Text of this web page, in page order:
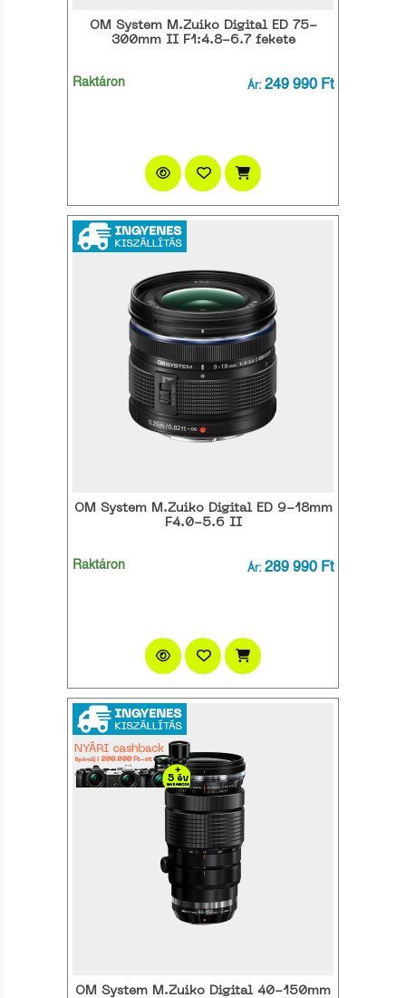
OM System M.Zuiko Digital ED 75-
300mm II F1:4.8-6.7 fekete
Raktáron Ár: 249 990 Ft
OM System M.Zuiko Digital ED 9-18mm
F4.0-5.6 II
Raktáron Ár: 289 990 Ft
OM System M.Zuiko Digital 40-150mm